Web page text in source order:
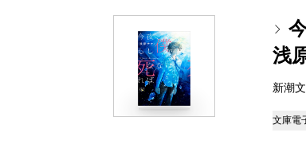
浅
新潮
文庫電